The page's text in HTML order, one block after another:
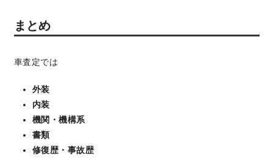
まとめ
車査定では
外装
内装
機関・機構系
書類
修復歴・事故歴